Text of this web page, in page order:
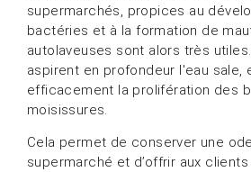
supermarchés, propices au
bactéries et à la formation de
autolaveuses sont alors très
aspirent en profondeur l'eau sale,
efficacement la prolifération des
moisissures.
Cela permet de conserver une
supermarché et d’offrir aux